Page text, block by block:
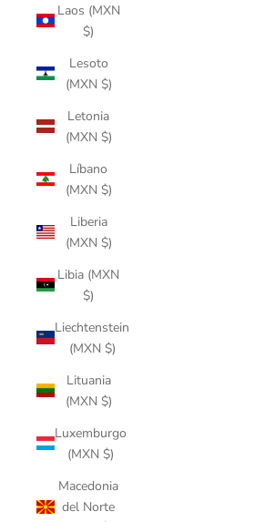
Laos (MXN
$)
Lesoto
(MXN $)
Letonia
(MXN $)
Líbano
(MXN $)
Liberia
(MXN $)
Libia (MXN
$)
Liechtenstein
(MXN $)
Lituania
(MXN $)
Luxemburgo
(MXN $)
Macedonia
del Norte